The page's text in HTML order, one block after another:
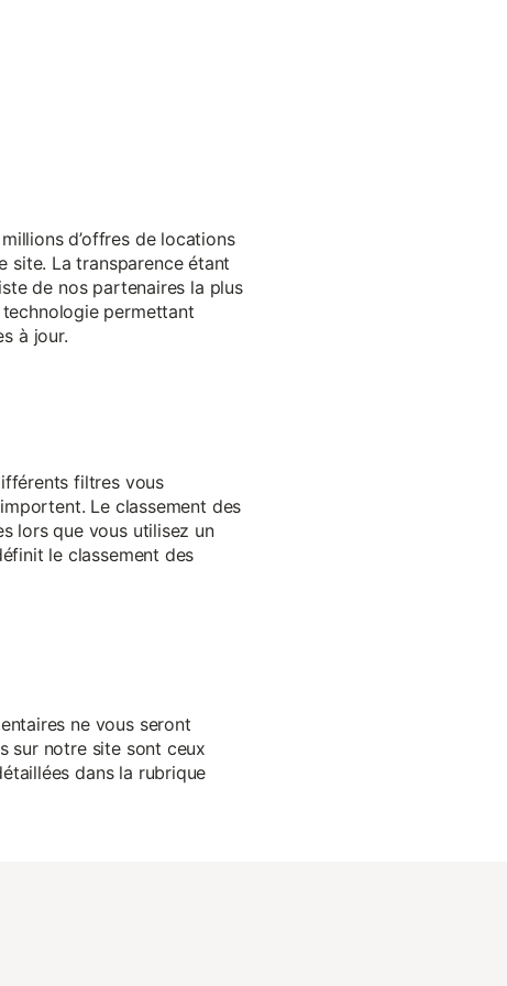
d’offres de locations
site. La transparence étant
de nos partenaires la plus
permettant
à jour.
filtres vous
Le classement des
lors que vous utilisez un
le classement des
ne vous seront
sur notre site sont ceux
dans la rubrique